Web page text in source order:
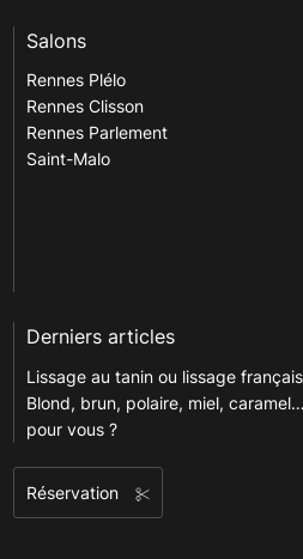
Salons
Rennes Plélo
Rennes Clisson
Rennes Parlement
Saint-Malo
Derniers articles
Lissage au tanin ou lissage
Blond, brun, polaire, miel,
pour vous ?
Réservation